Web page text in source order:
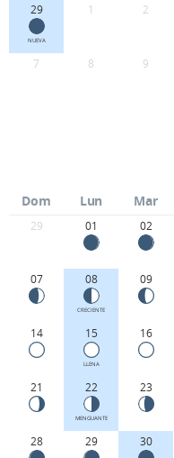
29
NUEVA
1 2
7 8 9
Dom Lun Mar
29 01 02
07 08
CRECIENTE
09
14 15
LLENA
16
21 22
MENGUANTE
23
28 29 30